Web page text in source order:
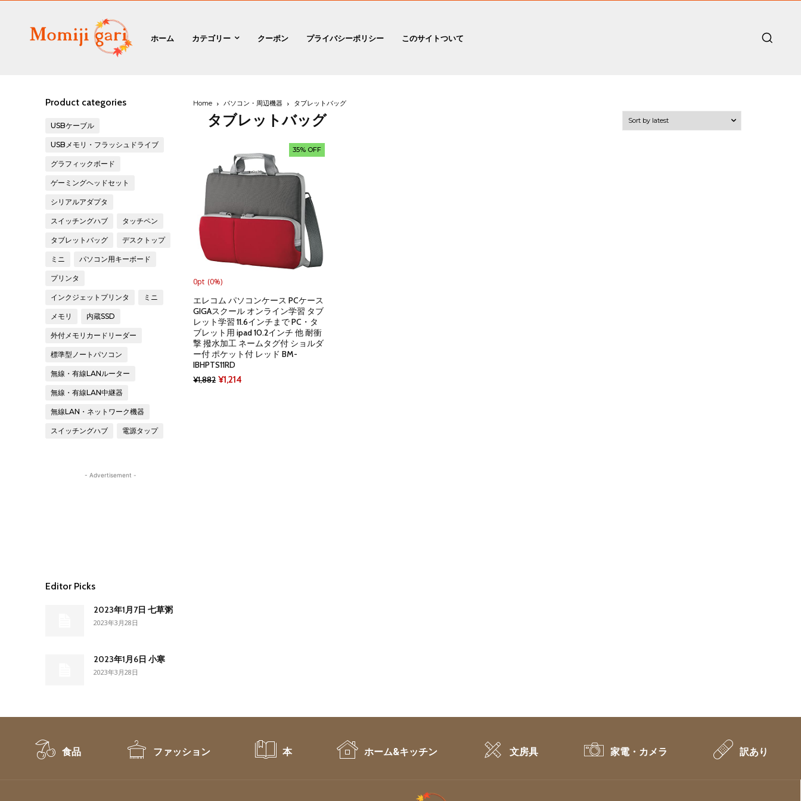
ホーム カテゴリー クーポン プライバシーポリシー このサイトついて
Product categories
USBケーブル
USBメモリ・フラッシュドライブ
グラフィックボード
ゲーミングヘッドセット
シリアルアダプタ
スイッチングハブ タッチペン
タブレットバッグ デスクトップ
ミニ パソコン用キーボード
プリンタ
インクジェットプリンタ ミニ
メモリ 内蔵SSD
外付メモリカードリーダー
標準型ノートパソコン
無線・有線LANルーター
無線・有線LAN中継器
無線LAN・ネットワーク機器
スイッチングハブ 電源タップ
- Advertisement -
Editor Picks
2023年1月7日 七草粥
2023年3月28日
2023年1月6日 小寒
2023年3月28日
Home パソコン・周辺機器 タブレットバッグ
タブレットバッグ
35% OFF
0pt (0%)
エレコム パソコンケース PCケース
GIGAスクール オンライン学習 タブ
レット学習 11.6インチまで PC・タ
ブレット用 ipad 10.2インチ 他 耐衝
撃 撥水加工 ネームタグ付 ショルダ
ー付 ポケット付 レッド BM-
IBHPTS11RD
¥1,882 Original
¥1,214
食品 ファッション 本 ホーム&キッチン 文房具 家電・カメラ 訳あり